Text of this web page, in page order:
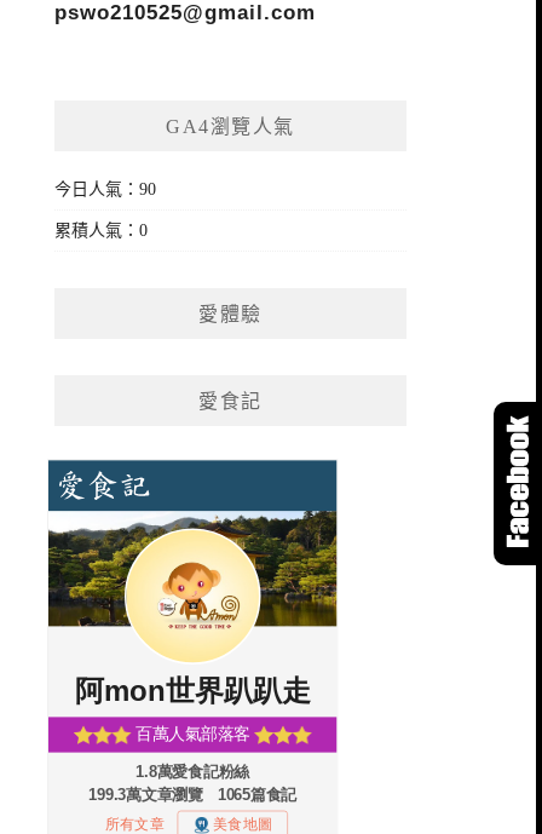
pswo210525@gmail.com
GA4瀏覽人氣
今日人氣：90
累積人氣：0
愛體驗
愛食記